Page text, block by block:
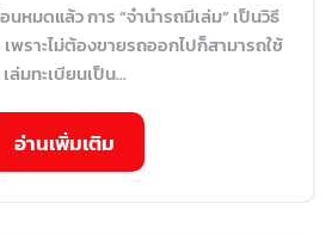
หมดแล้ว การ “จำนำรถมีเล่ม” เป็นวิธี
พราะไม่ต้องขายรถออกไปก็สามารถใช้
เล่มทะเบียนเป็น...
อ่านเพิ่มเติม